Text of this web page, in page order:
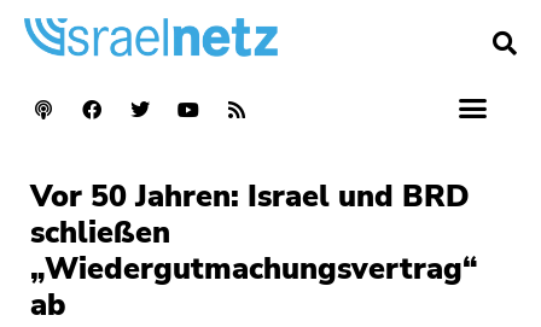
Vor 50 Jahren: Israel und BRD
schließen
„Wiedergutmachungsvertrag“
ab